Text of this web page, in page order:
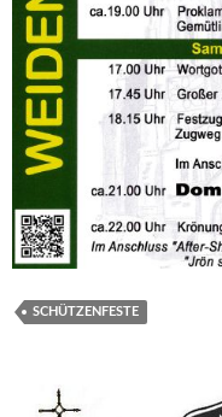
SCHÜTZENFESTE